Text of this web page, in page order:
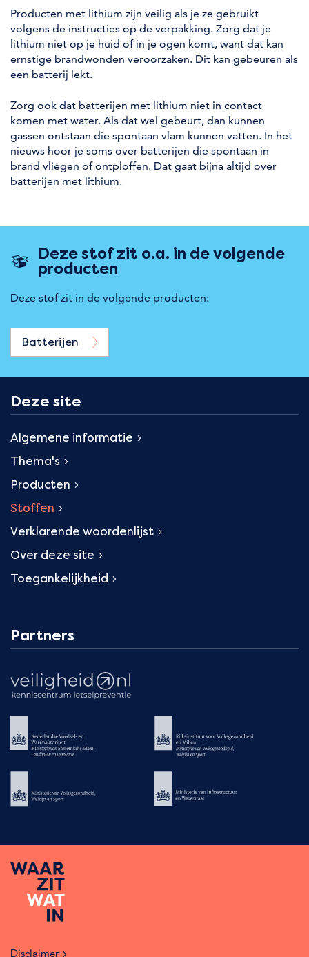
Producten met lithium zijn veilig als je ze gebruikt
volgens de instructies op de verpakking. Zorg dat je
lithium niet op je huid of in je ogen komt, want dat kan
ernstige brandwonden veroorzaken. Dit kan gebeuren als
een batterij lekt.
Zorg ook dat batterijen met lithium niet in contact
komen met water. Als dat wel gebeurt, dan kunnen
gassen ontstaan die spontaan vlam kunnen vatten. In het
nieuws hoor je soms over batterijen die spontaan in
brand vliegen of ontploffen. Dat gaat bijna altijd over
batterijen met lithium.
Deze stof zit o.a. in de volgende
producten
Deze stof zit in de volgende producten:
Batterijen
Deze site
Algemene informatie
Thema's
Producten
Stoffen
Verklarende woordenlijst
Over deze site
Toegankelijkheid
Partners
Disclaimer